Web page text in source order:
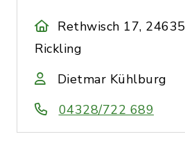
Rethwisch 17, 24635
Rickling
Dietmar Kühlburg
04328/722 689